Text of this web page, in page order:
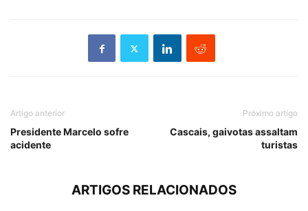
Artigo anterior
Presidente Marcelo sofre
acidente
Próximo artigo
Cascais, gaivotas assaltam
turistas
ARTIGOS RELACIONADOS